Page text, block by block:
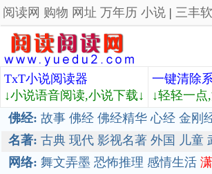
阅读网 购物 网址 万年历 小说 | 三丰
TxT小说阅读器
↓小说语音阅读,小说下载↓
一键清除
↓轻轻一点
佛经: 故事 佛经 佛经精华 心经 金刚
名著: 古典 现代 影视名著 外国 儿童
网络: 舞文弄墨 恐怖推理 感情生活